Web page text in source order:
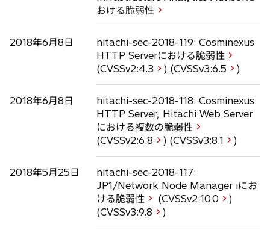
おける脆弱性
2018年6月8日
hitachi-sec-2018-119: Cosminexus
HTTP Serverにおける脆弱性
(CVSSv2:4.3 ) (CVSSv3:6.5 )
2018年6月8日
hitachi-sec-2018-118: Cosminexus
HTTP Server, Hitachi Web Server
における複数の脆弱性
(CVSSv2:6.8 ) (CVSSv3:8.1 )
2018年5月25日
hitachi-sec-2018-117:
JP1/Network Node Manager iにお
ける脆弱性
(CVSSv2:10.0
)
(CVSSv3:9.8 )